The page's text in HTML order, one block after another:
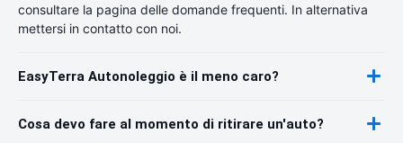
consultare la pagina delle domande frequenti. In alternativa
mettersi in contatto con noi.
EasyTerra Autonoleggio è il meno caro?
Cosa devo fare al momento di ritirare un'auto?